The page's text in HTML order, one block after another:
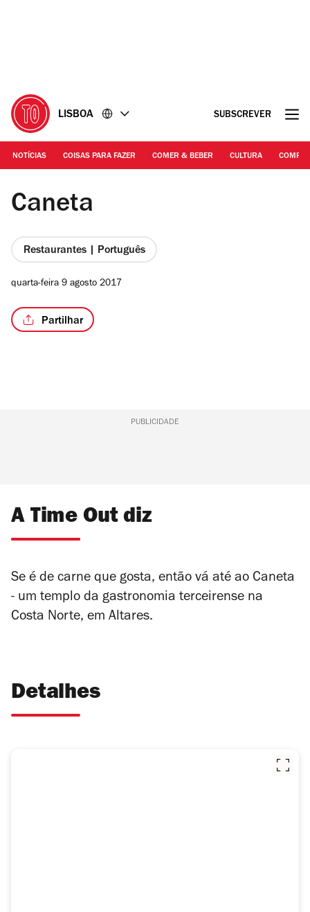
LISBOA SUBSCREVER
NOTÍCIAS COISAS PARA FAZER COMER & BEBER CULTURA
©DR
Caneta
Restaurantes | Português
quarta-feira 9 agosto 2017
Partilhar
PUBLICIDADE
A Time Out diz
Se é de carne que gosta, então vá até ao Caneta
- um templo da gastronomia terceirense na
Costa Norte, em Altares.
Detalhes